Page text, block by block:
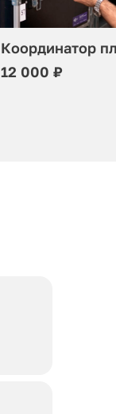
Координатор
12 000 ₽